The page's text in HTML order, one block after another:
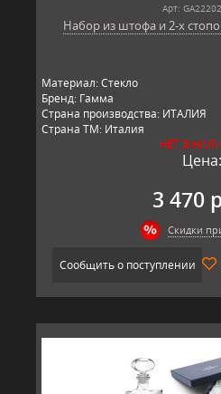
Арт:
Набор из штофа и 2-х
Материал: Стекло
Бренд: Гамма
Страна производства: ИТАЛИЯ
Страна ТМ: Италия
НЕТ В
Цена:
3 470
Скидки
Сообщить о поступлении